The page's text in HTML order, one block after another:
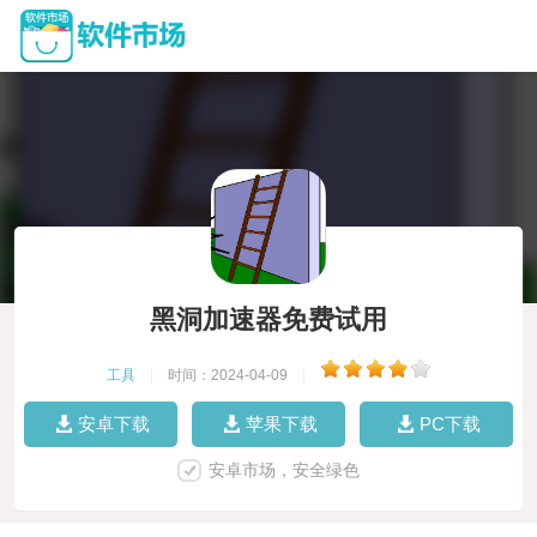
黑洞加速器免费试用
工具 时间：2024-04-09
安卓下载 苹果下载 PC下载
安卓市场，安全绿色